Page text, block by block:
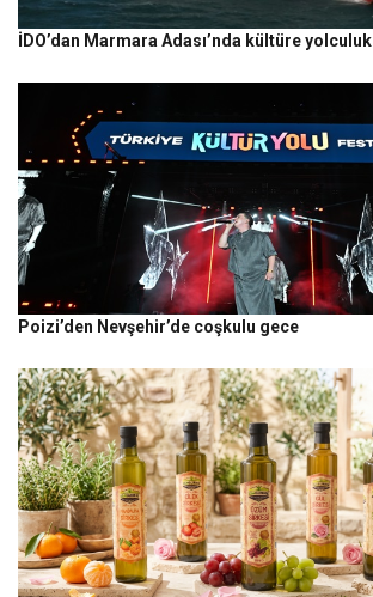
İDO’dan Marmara Adası’nda kültüre
Poizi’den Nevşehir’de coşkulu gece